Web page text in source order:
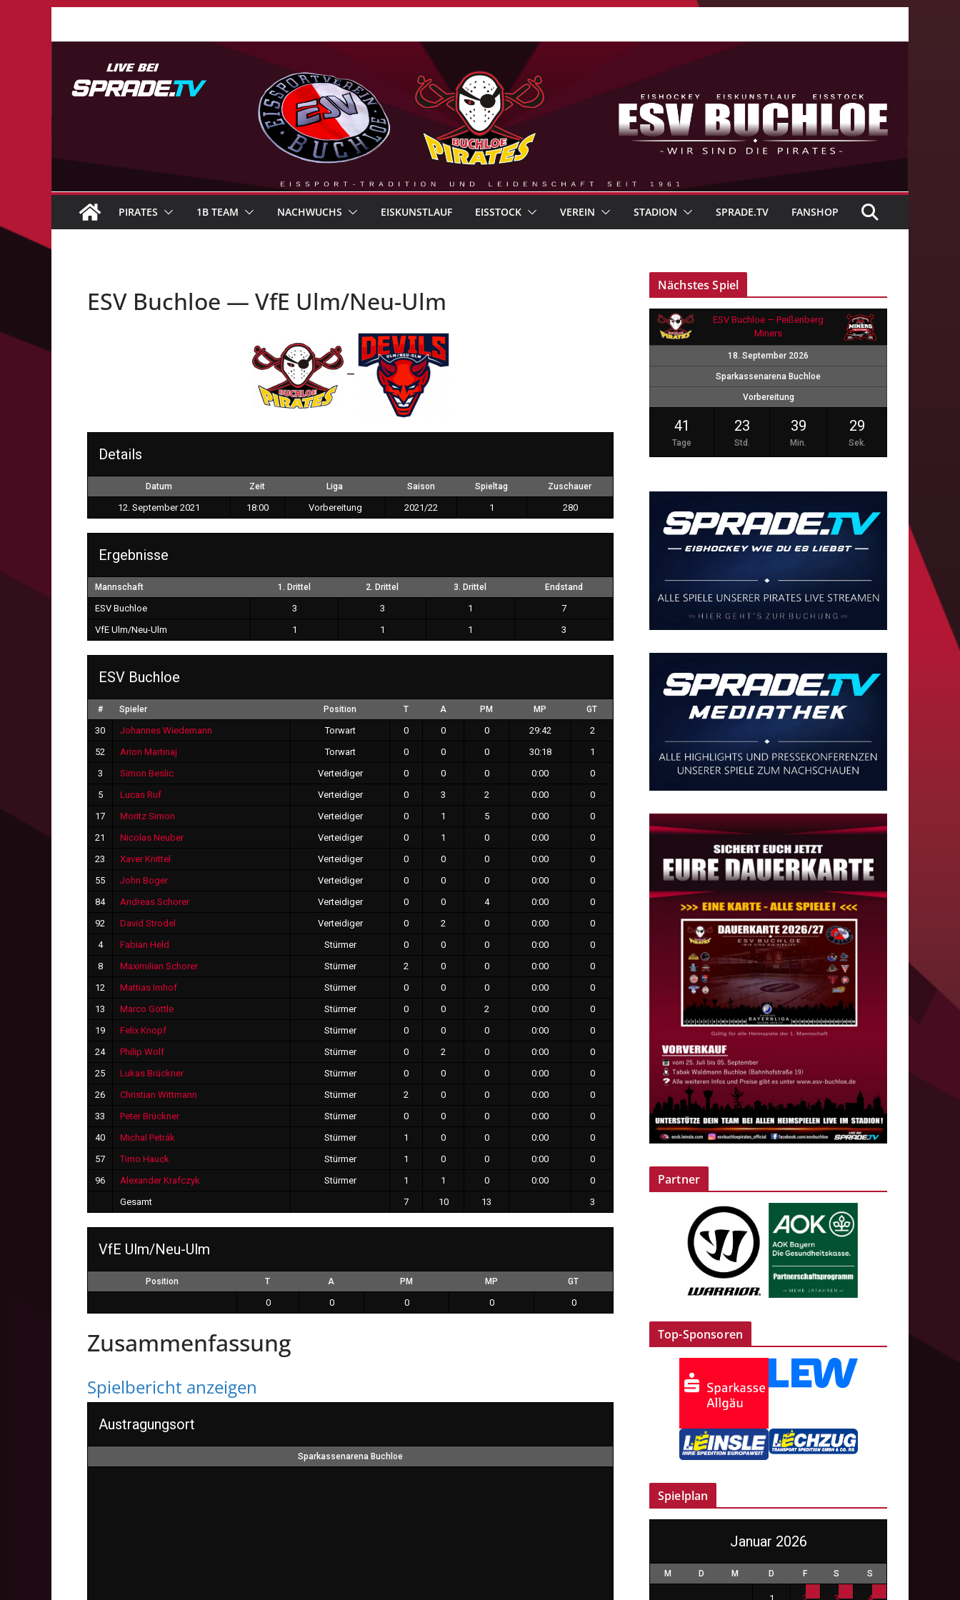
PIRATES 1B TEAM NACHWUCHS EISKUNSTLAUF EISSTOCK VEREIN STADION SPRADE.TV FANSHOP
ESV Buchloe — VfE Ulm/Neu-Ulm
—
Details
Datum Zeit Liga Saison Spieltag Zuschauer
12. September 2021 18:00 Vorbereitung 2021/22 1 280
Ergebnisse
Mannschaft 1. Drittel 2. Drittel 3. Drittel Endstand
ESV Buchloe 3 3 1
7
VfE Ulm/Neu-Ulm
1 1 1 3
ESV Buchloe
# Spieler Position T A PM MP GT
30 Johannes Wiedemann Torwart 0 0 0 29:42
2
52
Arion Martinaj Torwart 0 0 0 30:18
1
3
Simon Beslic Verteidiger 0 0 0 0:00
0
5
Lucas Ruf Verteidiger 0 3 2 0:00
0
17
Moritz Simon Verteidiger 0 1 5 0:00
0
21
Nicolas Neuber Verteidiger 0 1 0 0:00
0
23
Xaver Knittel Verteidiger 0 0 0 0:00
0
55
John Boger Verteidiger 0 0 0 0:00
0
84
Andreas Schorer Verteidiger 0 0 4 0:00
0
92
David Strodel Verteidiger 0 2 0 0:00
0
4
Fabian Held Stürmer 0 0 0 0:00
0
8
Maximilian Schorer Stürmer 2 0 0 0:00
0
12
Mattias Imhof Stürmer 0 0 0 0:00
0
13
Marco Göttle Stürmer 0 0 2 0:00
0
19
Felix Knopf Stürmer 0 0 0 0:00
0
24
Philip Wolf Stürmer 0 2 0 0:00
0
25
Lukas Brückner Stürmer 0 0 0 0:00
0
26
Christian Wittmann Stürmer 2 0 0 0:00
0
33
Peter Brückner Stürmer 0 0 0 0:00
0
40
Michal Petrák Stürmer 1 0 0 0:00
0
57
Timo Hauck Stürmer 1 0 0 0:00
0
96
Alexander Krafczyk Stürmer 1 1 0 0:00
0
Gesamt
7 10 13 3
VfE Ulm/Neu-Ulm
Position T A PM MP GT
0 0 0 0 0
Zusammenfassung
Spielbericht anzeigen
Austragungsort
Sparkassenarena Buchloe
Nächstes Spiel
ESV Buchloe — Peißenberg
Miners
18. September 2026
Sparkassenarena Buchloe
Vorbereitung
41
Tage
23
Std.
39
Min.
28
Sek.
Partner
Top-Sponsoren
Spielplan
Januar 2026
M D M D F S S